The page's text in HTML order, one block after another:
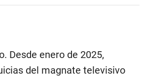
Desde enero de 2025,
del magnate televisivo